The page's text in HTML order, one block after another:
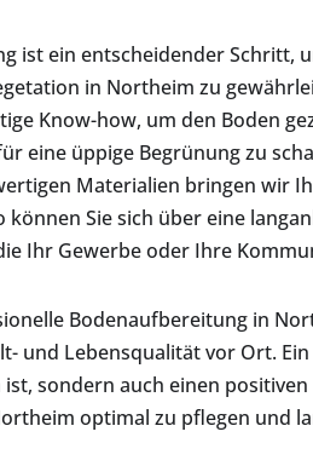
ist ein entscheidender Schritt,
in Northeim zu
Know-how, um den Boden
eine üppige Begrünung zu
Materialien bringen wir
können Sie sich über eine
Ihr Gewerbe oder Ihre
Bodenaufbereitung in
und Lebensqualität vor Ort.
sondern auch einen
optimal zu pflegen und